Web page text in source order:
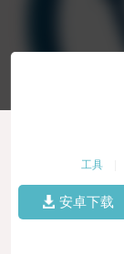
工具
安卓下载